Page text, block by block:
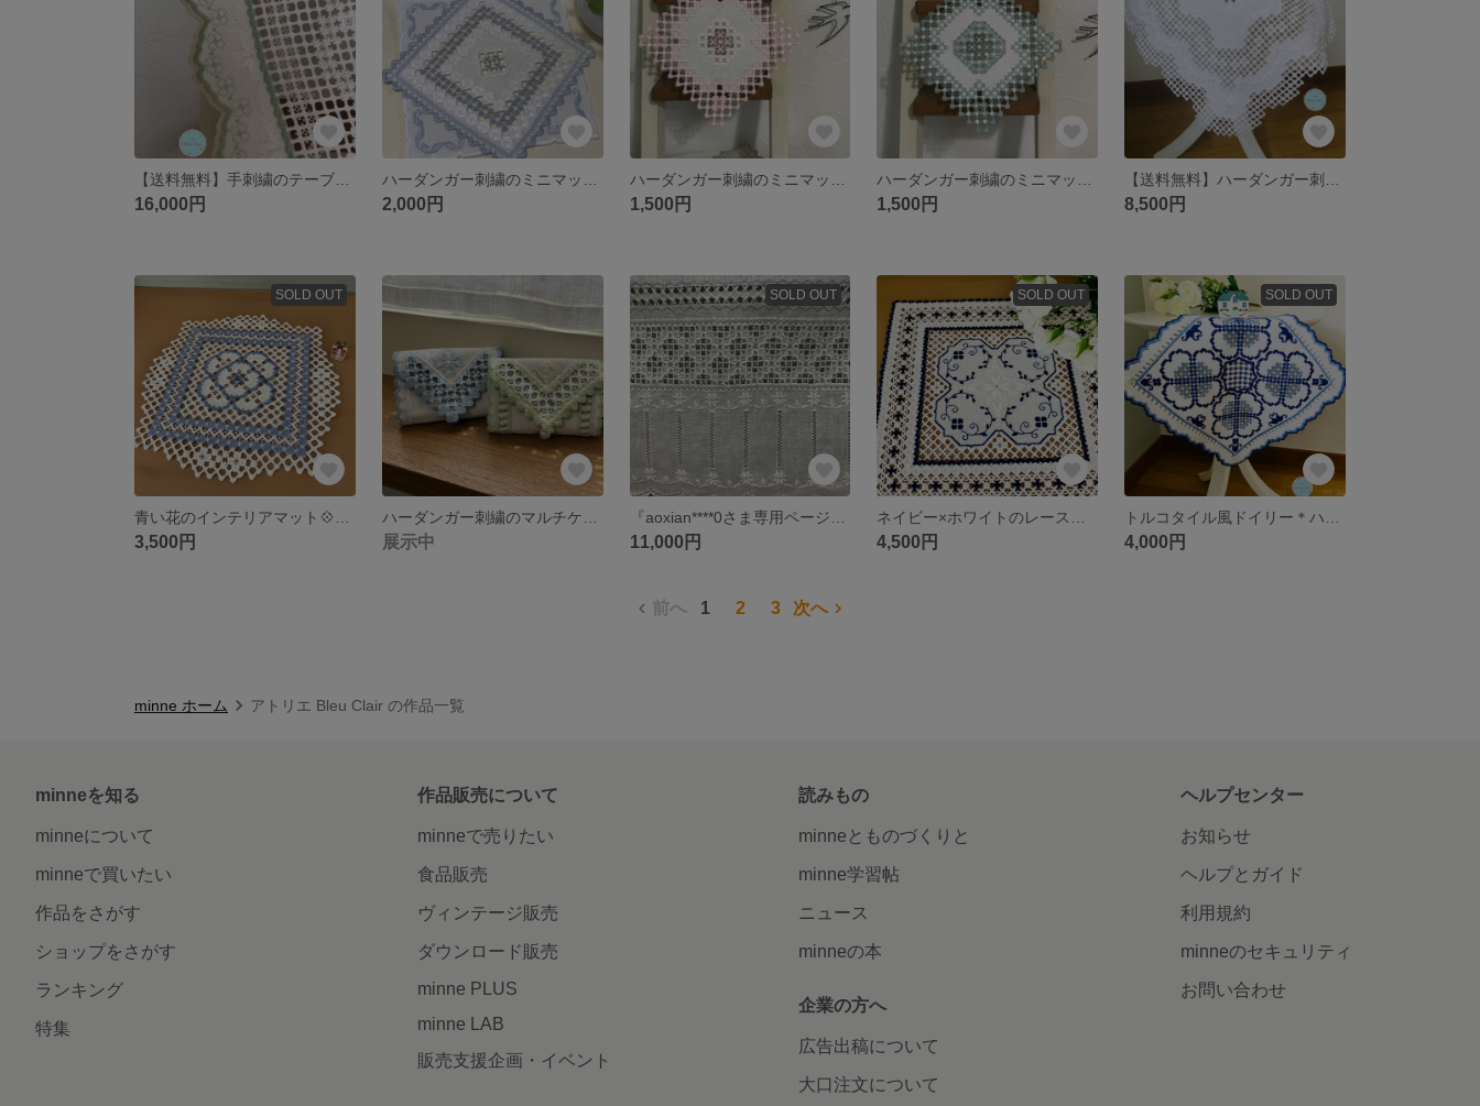
16,000円 2,000円 1,500円 1,500円 8,500円
SOLD OUT
3,500円 展示中
SOLD OUT
11,000円
SOLD OUT
4,500円
SOLD OUT
4,000円
前へ 1 2 3 次へ
minne ホーム アトリエ Bleu Clair の作品一覧
minneを知る
minneについて
minneで買いたい
作品をさがす
ショップをさがす
ランキング
特集
作品販売について
minneで売りたい
食品販売
ヴィンテージ販売
ダウンロード販売
minne PLUS
minne LAB
販売支援企画・イベント
読みもの
minneとものづくりと
minne学習帖
ニュース
minneの本
企業の方へ
広告出稿について
大口注文について
ヘルプセンター
お知らせ
ヘルプとガイド
利用規約
minneのセキュリティ
お問い合わせ